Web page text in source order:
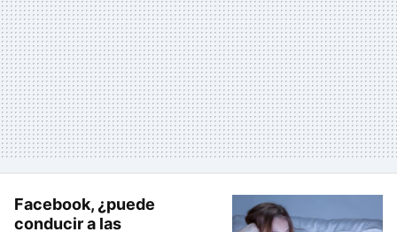
Facebook, ¿puede
conducir a las